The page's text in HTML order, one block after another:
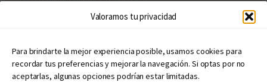
Valoramos tu privacidad
Para brindarte la mejor experiencia posible, usamos cookies para
recordar tus preferencias y mejorar la navegación. Si optas por no
aceptarlas, algunas opciones podrían estar limitadas.
Políticas de publicación
Políticas de coedición
Atribuciones